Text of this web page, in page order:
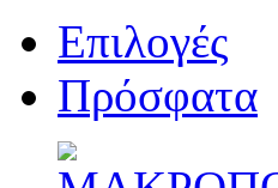
Επιλογές
Πρόσφατα